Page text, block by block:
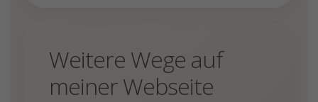
Weitere Wege auf
meiner Webseite